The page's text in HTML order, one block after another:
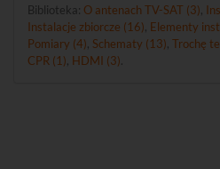
Biblioteka: O antenach TV-SAT (3)
Instalacje zbiorcze (16) Elementy
Pomiary (4) Schematy (13) Trochę
CPR (1) HDMI (3)